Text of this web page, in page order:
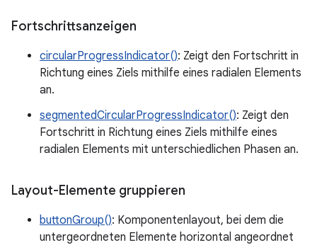
Fortschrittsanzeigen
circularProgressIndicator(): Zeigt den Fortschritt in
Richtung eines Ziels mithilfe eines radialen Elements
an.
segmentedCircularProgressIndicator(): Zeigt den
Fortschritt in Richtung eines Ziels mithilfe eines
radialen Elements mit unterschiedlichen Phasen an.
Layout-Elemente gruppieren
buttonGroup(): Komponentenlayout, bei dem die
untergeordneten Elemente horizontal angeordnet